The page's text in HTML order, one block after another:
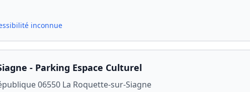
inconnue
- Parking Espace Culturel
06550 La Roquette-sur-Siagne